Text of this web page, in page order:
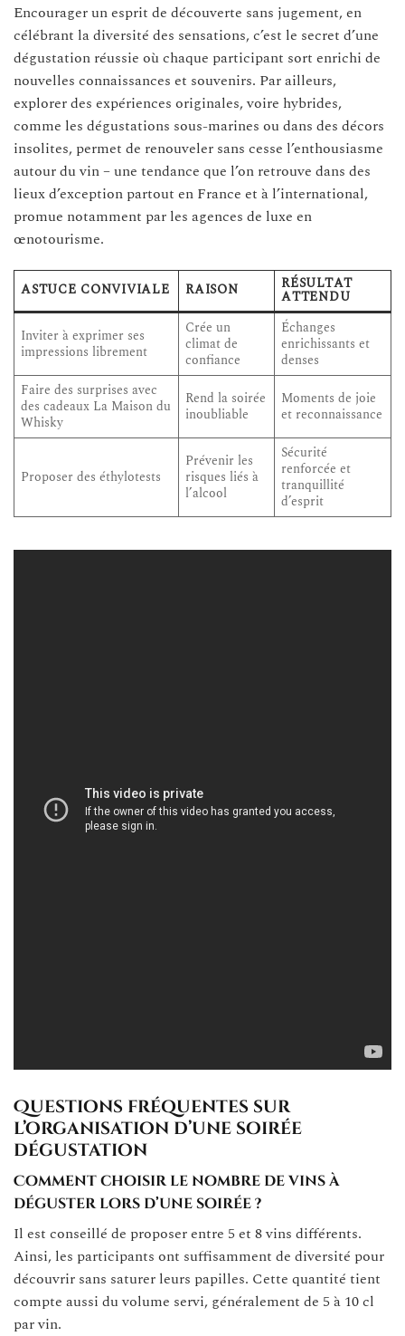
Encourager un esprit de découverte sans jugement, en
célébrant la diversité des sensations, c’est le secret d’une
dégustation réussie où chaque participant sort enrichi de
nouvelles connaissances et souvenirs. Par ailleurs,
explorer des expériences originales, voire hybrides,
comme les dégustations sous-marines ou dans des décors
insolites, permet de renouveler sans cesse l’enthousiasme
autour du vin – une tendance que l’on retrouve dans des
lieux d’exception partout en France et à l’international,
promue notamment par les agences de luxe en
œnotourisme.
ASTUCE CONVIVIALE RAISON RÉSULTAT
ATTENDU
Inviter à exprimer ses
impressions librement
Crée un
climat de
confiance
Échanges
enrichissants et
denses
Faire des surprises avec
des cadeaux La Maison du
Whisky
Rend la soirée
inoubliable
Moments de joie
et reconnaissance
Proposer des éthylotests
Prévenir les
risques liés à
l’alcool
Sécurité
renforcée et
tranquillité
d’esprit
Questions fréquentes sur
l’organisation d’une soirée
dégustation
Comment choisir le nombre de vins à
déguster lors d’une soirée ?
Il est conseillé de proposer entre 5 et 8 vins différents.
Ainsi, les participants ont suffisamment de diversité pour
découvrir sans saturer leurs papilles. Cette quantité tient
compte aussi du volume servi, généralement de 5 à 10 cl
par vin.